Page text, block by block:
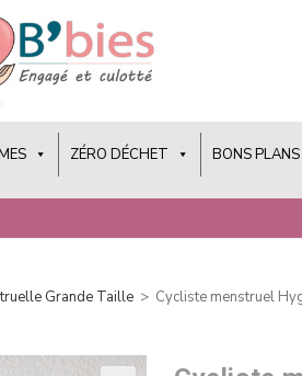
ZÉRO DÉCHET BONS PLANS
Grande Taille > Cycliste menstruel